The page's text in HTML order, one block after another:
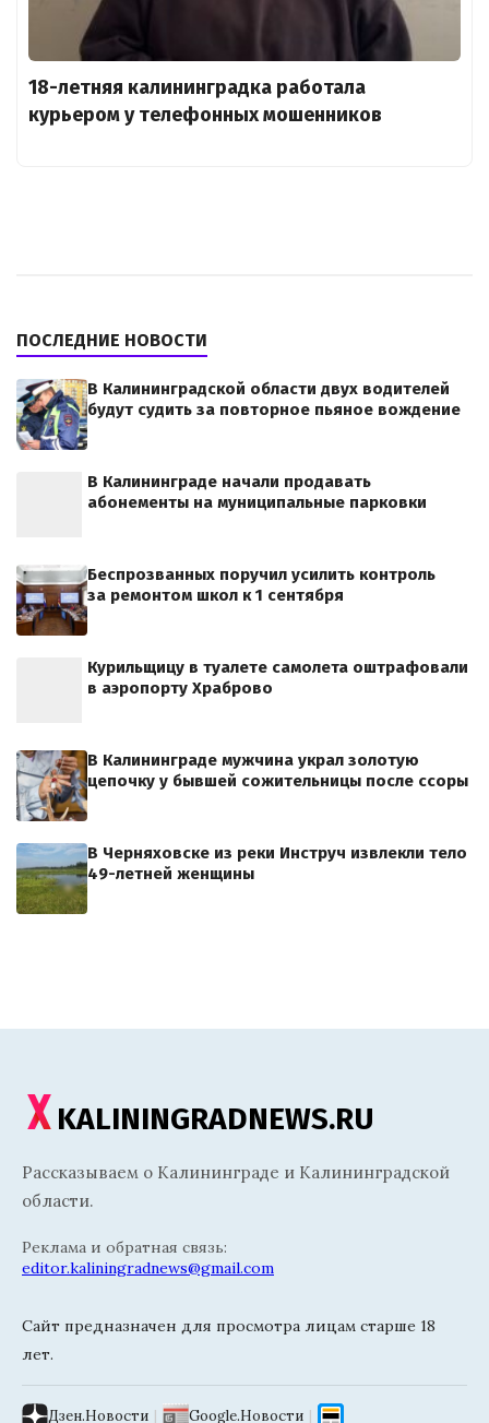
18-летняя калининградка работала
курьером у телефонных мошенников
ПОСЛЕДНИЕ НОВОСТИ
В Калининградской области двух водителей
будут судить за повторное пьяное вождение
В Калининграде начали продавать
абонементы на муниципальные парковки
Беспрозванных поручил усилить контроль
за ремонтом школ к 1 сентября
Курильщицу в туалете самолета оштрафовали
в аэропорту Храброво
В Калининграде мужчина украл золотую
цепочку у бывшей сожительницы после ссоры
В Черняховске из реки Инструч извлекли тело
49-летней женщины
KALININGRADNEWS.RU
Рассказываем о Калининграде и Калининградской
области.
Реклама и обратная связь:
editor.kaliningradnews@gmail.com
Сайт предназначен для просмотра лицам старше 18
лет.
Дзен.Новости | Google.Новости |